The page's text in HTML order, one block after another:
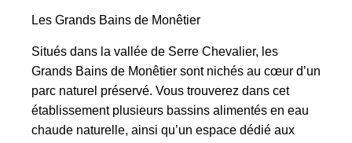
Les Grands Bains de Monêtier
Situés dans la vallée de Serre Chevalier, les
Grands Bains de Monêtier sont nichés au cœur d’un
parc naturel préservé. Vous trouverez dans cet
établissement plusieurs bassins alimentés en eau
chaude naturelle, ainsi qu’un espace dédié aux